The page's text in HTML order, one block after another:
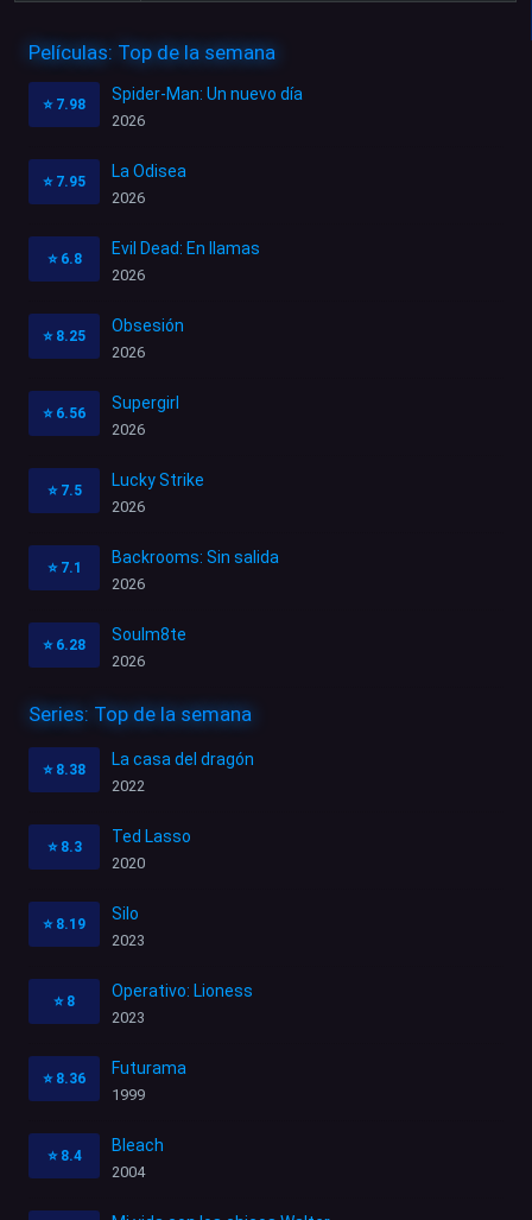
Películas: Top de la semana
⭐ 7.98
Spider-Man: Un nuevo día
2026
⭐ 7.95
La Odisea
2026
⭐ 6.8
Evil Dead: En llamas
2026
⭐ 8.25
Obsesión
2026
⭐ 6.56
Supergirl
2026
⭐ 7.5
Lucky Strike
2026
⭐ 7.1
Backrooms: Sin salida
2026
⭐ 6.28
Soulm8te
2026
Series: Top de la semana
⭐ 8.38
La casa del dragón
2022
⭐ 8.3
Ted Lasso
2020
⭐ 8.19
Silo
2023
⭐ 8
Operativo: Lioness
2023
⭐ 8.36
Futurama
1999
⭐ 8.4
Bleach
2004